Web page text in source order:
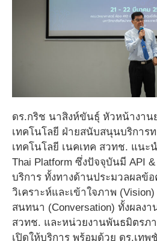
ดร.กริช นาสิงห์ขันธุ์ หัวหน้างาน
เทคโนโลยี ฝ่ายสนับสนุนบริการ
เทคโนโลยี เนคเทค สวทช. แนะ
Thai Platform ซึ่งปัจจุบันมี API
บริการ ทั้งทางด้านประมวลผลข้อ
วิเคราะห์และเข้าใจภาพ
สนทนา (Conversation) ทั้งผลง
สวทช. และหน่วยงานพันธมิตรภ
เปิดให้บริการ พร้อมด้วย ดร.เท